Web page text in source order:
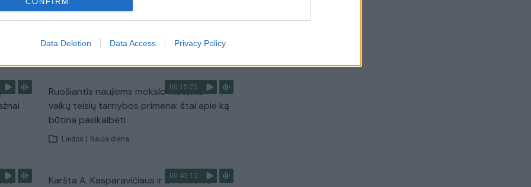
Data Deletion Data Access Privacy Policy
Visi įrašai
00:15:25
Ruošiantis naujiems mokslo metams –
vaikų teisių tarnybos primena: štai apie ką
būtina pasikalbėti
Laidos | Nauja diena
00:42:12
Karšta A. Kasparavičiaus ir Ž Pavilionio